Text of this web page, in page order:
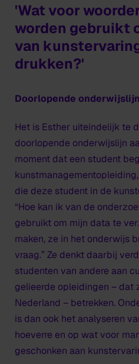
'Wat voor
worden gebruikt
van
drukken?'
Doorlopende onderwijslijn
Het is Esther uiteindelijk te
doorlopende onderwijslijn
moment dat een student
die deze student in de
“Hoe kan ik van de
gebruikt om mijn data te
maken, ze in het onderwijs
vraag.” Ze denkt daarbij
studenten van andere aan
gelieerde opleidingen – dat
Nederland – betrekken.
is dan ook het analyseren
hoeverre en op wat voor
geschonken aan